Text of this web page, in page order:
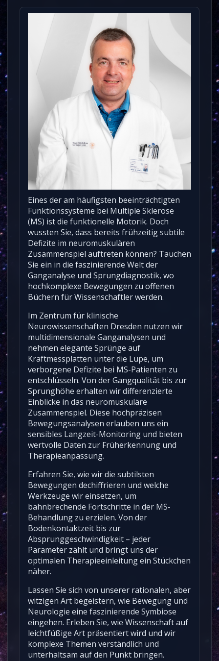
Eines der am häufigsten beeinträchtigten
Funktionssysteme bei Multiple Sklerose
(MS) ist die funktionelle Motorik. Doch
wussten Sie, dass bereits frühzeitig subtile
Defizite im neuromuskulären
Zusammenspiel auftreten können? Tauchen
Sie ein in die faszinierende Welt der
Ganganalyse und Sprungdiagnostik, wo
hochkomplexe Bewegungen zu offenen
Büchern für Wissenschaftler werden.
Im Zentrum für klinische
Neurowissenschaften Dresden nutzen wir
multidimensionale Ganganalysen und
nehmen elegante Sprünge auf
Kraftmessplatten unter die Lupe, um
verborgene Defizite bei MS-Patienten zu
entschlüsseln. Von der Gangqualität bis zur
Sprunghöhe erhalten wir differenzierte
Einblicke in das neuromuskuläre
Zusammenspiel. Diese hochpräzisen
Bewegungsanalysen erlauben uns ein
sensibles Langzeit-Monitoring und bieten
wertvolle Daten zur Früherkennung und
Therapieanpassung.
Erfahren Sie, wie wir die subtilsten
Bewegungen dechiffrieren und welche
Werkzeuge wir einsetzen, um
bahnbrechende Fortschritte in der MS-
Behandlung zu erzielen. Von der
Bodenkontaktzeit bis zur
Absprunggeschwindigkeit – jeder
Parameter zählt und bringt uns der
optimalen Therapieeinleitung ein Stückchen
näher.
Lassen Sie sich von unserer rationalen, aber
witzigen Art begeistern, wie Bewegung und
Neurologie eine faszinierende Symbiose
eingehen. Erleben Sie, wie Wissenschaft auf
leichtfüßige Art präsentiert wird und wir
komplexe Themen verständlich und
unterhaltsam auf den Punkt bringen.